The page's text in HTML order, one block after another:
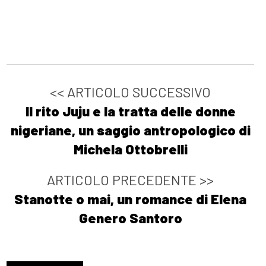
Graziano: un estratto
Ottobre 2023
[30]La stanza numero
Stefania Bergo: un estratto
Maggio 2023
<< ARTICOLO SUCCESSIVO
Il rito Juju e la tratta delle donne
nigeriane, un saggio antropologico di
Michela Ottobrelli
ARTICOLO PRECEDENTE >>
Stanotte o mai, un romance di Elena
Genero Santoro